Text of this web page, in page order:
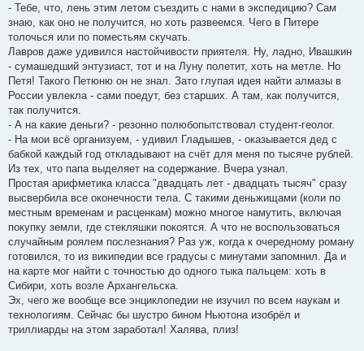
- Тебе, что, лень этим летом съездить с нами в экспедицию? Сам
знаю, как оно не получится, но хоть развеемся. Чего в Питере
толочься или по поместьям скучать.
Лавров даже удивился настойчивости приятеля. Ну, ладно, Ивашкин
- сумашедший энтузиаст, тот и на Луну полетит, хоть на метле. Но
Петя! Такого Петюню он не знал. Зато глупая идея найти алмазы в
России увлекла - сами поедут, без старших. А там, как получится,
так получится.
- А на какие деньги? - резонно полюбопытствовал студент-геолог.
- На мои всё организуем, - удивил Гладышев, - оказывается дед с
бабкой каждый год откладывают на счёт для меня по тысяче рублей.
Из тех, что папа выделяет на содержание. Вчера узнал.
Простая арифметика класса "двадцать лет - двадцать тысяч" сразу
высвербила все оконечности тела. С такими деньжищами (коли по
местным временам и расценкам) можно многое намутить, включая
покупку земли, где стекляшки покоятся. А что не воспользоваться
случайным роялем послезнания? Раз уж, когда к очередному роману
готовился, то из википедии все градусы с минутами запомнил. Да и
на карте мог найти с точностью до одного тыка пальцем: хоть в
Сибири, хоть возле Архангельска.
Эх, чего же вообще все энциклопедии не изучил по всем наукам и
технологиям. Сейчас бы шустро бином Ньютона изобрёл и
триллиарды на этом заработал! Халява, плиз!